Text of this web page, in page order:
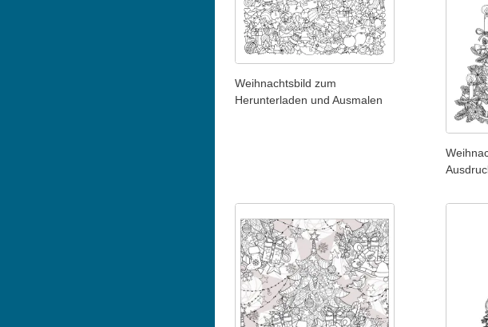
Weihnachtsbild zum
Herunterladen und Ausmalen